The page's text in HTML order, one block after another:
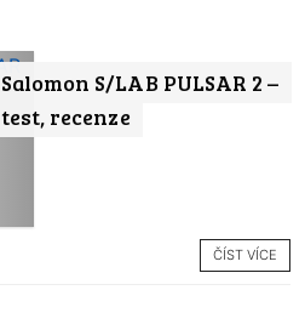
Salomon S/LAB PULSAR 2 –
test, recenze
ČÍST VÍCE